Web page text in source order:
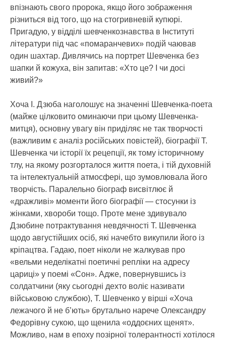
впізнають свого пророка, якщо його зображення
різниться від того, що на стогривневій купюрі.
Пригадую, у відділі шевченкознавства в Інституті
літератури під час «помаранчевих» подій чаював
один шахтар. Дивлячись на портрет Шевченка без
шапки й кожуха, він запитав: «Хто це? І чи досі
живий?»
Хоча І. Дзюба наголошує на значенні Шевченка-поета
(майже цілковито оминаючи при цьому Шевченка-
митця), основну увагу він приділяє не так творчості
(важливим є аналіз російських повістей), біографії Т.
Шевченка чи історії їх рецепції, як тому історичному
тлу, на якому розгорталося життя поета, і тій духовній
та інтелектуальній атмосфері, що зумовлювала його
творчість. Паралельно біограф висвітлює й
«дражливі» моменти його біографії — стосунки із
жінками, хвороби тощо. Проте мене здивувало
Дзюбине потрактування невдячності Т. Шевченка
щодо августійших осіб, які начебто викупили його із
кріпацтва. Гадаю, поет ніколи не жалкував про
«вельми неделікатні поетичні репліки на адресу
цариці» у поемі «Сон». Адже, повернувшись із
солдатчини (яку сьогодні дехто воліє називати
військовою службою), Т. Шевченко у вірші «Хоча
лежачого й не б’ють» брутально нарече Олександру
Федорівну сукою, що щенила «оддоєних щенят».
Можливо, нам в епоху позірної толерантності хотілося